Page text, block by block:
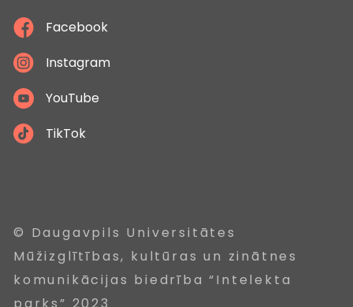
Facebook
Instagram
YouTube
TikTok
© Daugavpils Universitātes
Mūžizglītības, kultūras un zinātnes
komunikācijas biedrība “Intelekta